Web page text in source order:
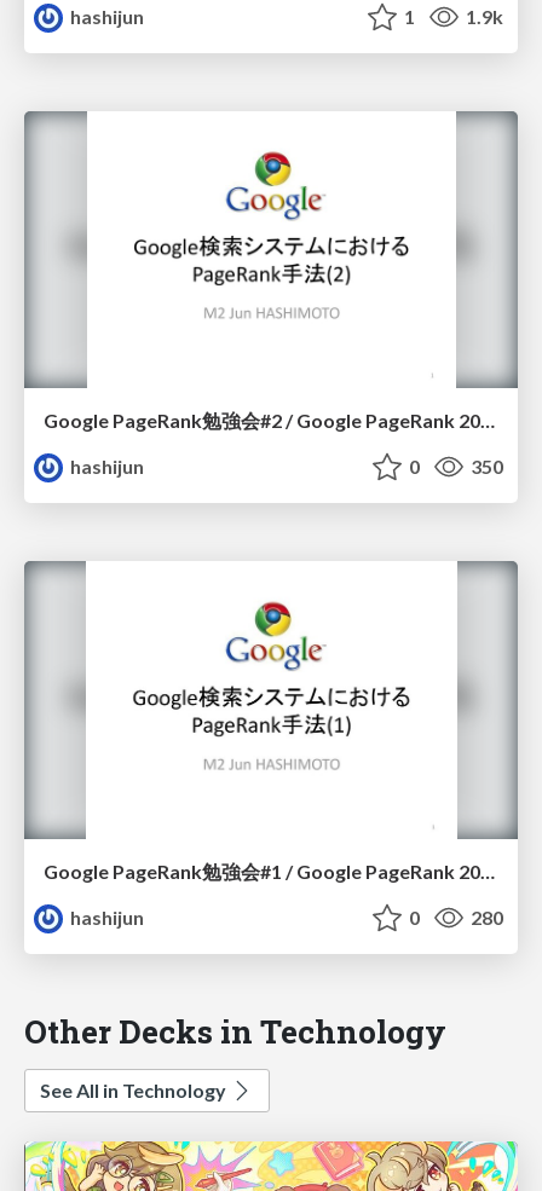
hashijun
1 1.9k
Google PageRank勉強会#2 / Google PageRank 2011-07-06
hashijun
0 350
Google PageRank勉強会#1 / Google PageRank 2011-06-22
hashijun
0 280
Other Decks in Technology
See All in Technology